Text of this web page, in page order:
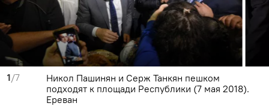
1/7
Никол Пашинян и Серж Танкян пешком
подходят к площади Республики (7 мая 2018).
Еревaн